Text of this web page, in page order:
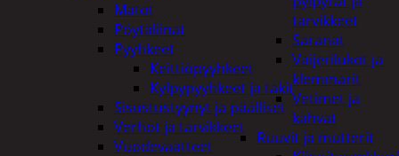
tarvikkeet
Saranat
Vaijerilukot ja
klemmarit
Vetimet ja
kahvat
Ruuvit ja mutterit
Matot
Pöytäliinat
Pyyhkeet
Keittiöpyyhkeet
Kylpypyyhkeet ja takit
Sisustustyynyt ja päälliset
Verhot ja tarvikkeet
Vuodevaatteet